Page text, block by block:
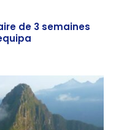
de 3 semaines